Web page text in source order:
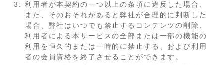
利用者が本契約の一つ以上の条項に違反した場合、
また、そのおそれがあると弊社が合理的に判断した
場合、弊社はいつでも禁止するコンテンツの削除、
利用者による本サービスの全部または一部の機能の
利用を恒久的または一時的に禁止する、および利用
者の会員資格を終了させることができます。